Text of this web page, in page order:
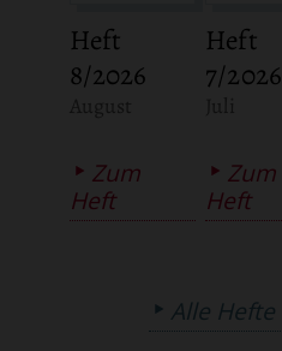
Heft
8/2026
Zum
Heft
Heft
7/2026
Zum
Heft
Alle Hefte